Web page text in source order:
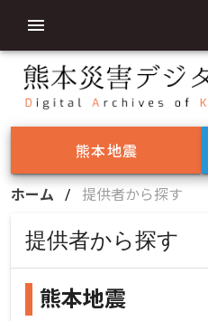
熊本地震
ホーム / 提供者から探す
提供者から探す
熊本地震